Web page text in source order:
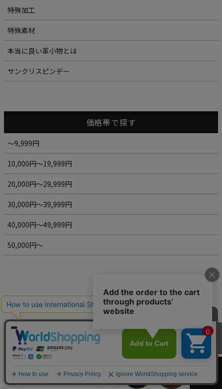
特殊加工
特殊素材
本当に良い革小物とは
サンクリスピンデー
価格帯で探す
～9,999円
10,000円～19,999円
20,000円～29,999円
30,000円～39,999円
40,000円～49,999円
50,000円～
百貨店バイヤーズ賞
-20回受賞-
授与される「百貨店バイヤーズ賞」。キプリスはは2003年〜2019年
カートへ